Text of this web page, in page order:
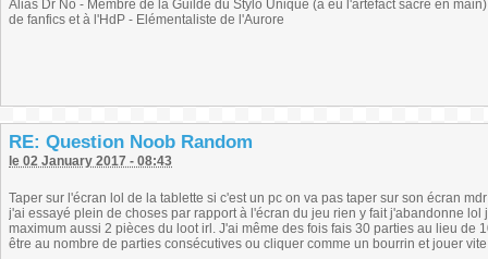
Alias Dr No - Membre de la Guilde du Stylo Unique (a eu l'artefact sacré en
de fanfics et à l'HdP - Elémentaliste de l'Aurore
RE: Question Noob Random
le 02 January 2017 - 08:43
Taper sur l'écran lol de la tablette si c'est un pc on va pas taper sur son écran
j'ai essayé plein de choses par rapport à l'écran du jeu rien y fait j'abandonne
maximum aussi 2 pièces du loot irl. J'ai même des fois fais 30 parties au lieu de
être au nombre de parties consécutives ou cliquer comme un bourrin et jouer